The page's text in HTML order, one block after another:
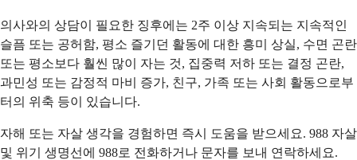
의사와의 상담이 필요한 징후에는 2주 이상 지속되는 지속적인
슬픔 또는 공허함, 평소 즐기던 활동에 대한 흥미 상실, 수면 곤란
또는 평소보다 훨씬 많이 자는 것, 집중력 저하 또는 결정 곤란,
과민성 또는 감정적 마비 증가, 친구, 가족 또는 사회 활동으로부
터의 위축 등이 있습니다.
자해 또는 자살 생각을 경험하면 즉시 도움을 받으세요. 988 자살
및 위기 생명선에 988로 전화하거나 문자를 보내 연락하세요.